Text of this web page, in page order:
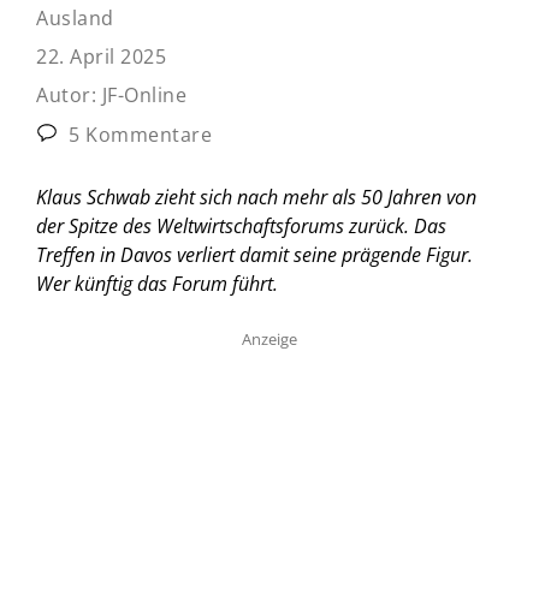
Ausland
22. April 2025
Autor: JF-Online
5 Kommentare
Klaus Schwab zieht sich nach mehr als 50 Jahren von
der Spitze des Weltwirtschaftsforums zurück. Das
Treffen in Davos verliert damit seine prägende Figur.
Wer künftig das Forum führt.
Anzeige